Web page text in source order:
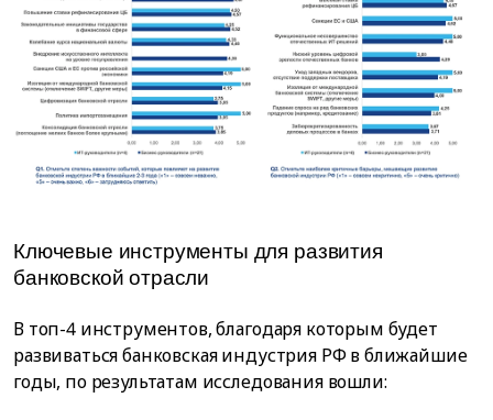
Ключевые инструменты для развития
банковской отрасли
В топ-4 инструментов, благодаря которым будет
развиваться банковская индустрия РФ в ближайшие
годы, по результатам исследования вошли: